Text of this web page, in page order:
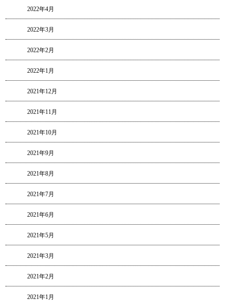
2022年4月
2022年3月
2022年2月
2022年1月
2021年12月
2021年11月
2021年10月
2021年9月
2021年8月
2021年7月
2021年6月
2021年5月
2021年3月
2021年2月
2021年1月